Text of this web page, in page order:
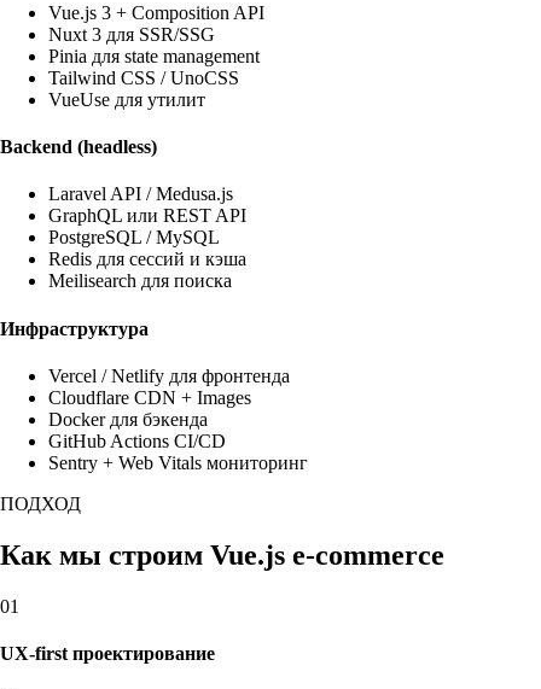
Vue.js 3 + Composition API
Nuxt 3 для SSR/SSG
Pinia для state management
Tailwind CSS / UnoCSS
VueUse для утилит
Backend (headless)
Laravel API / Medusa.js
GraphQL или REST API
PostgreSQL / MySQL
Redis для сессий и кэша
Meilisearch для поиска
Инфраструктура
Vercel / Netlify для фронтенда
Cloudflare CDN + Images
Docker для бэкенда
GitHub Actions CI/CD
Sentry + Web Vitals мониторинг
ПОДХОД
Как мы строим Vue.js e-commerce
01
UX-first проектирование